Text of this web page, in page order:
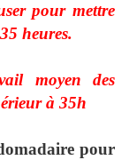
pour mettre
heures.
moyen des
à 35h
pour